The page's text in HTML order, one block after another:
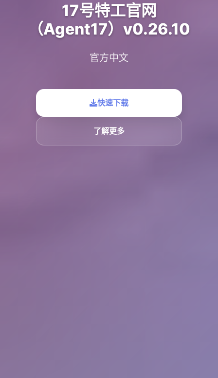
17号特工官网
（Agent17）v0.26.10
官方中文
快速下载
了解更多